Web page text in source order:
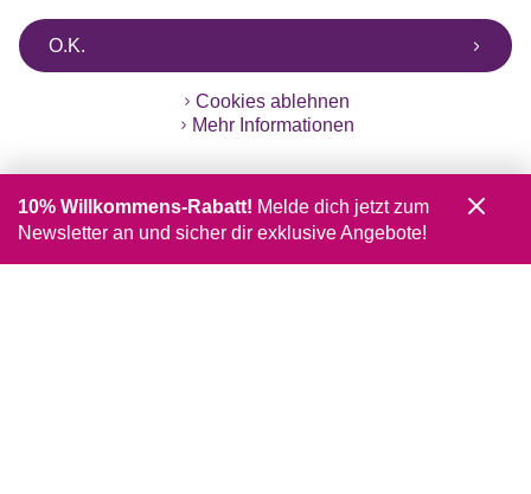
O.K.
Cookies ablehnen
Mehr Informationen
10% Willkommens-Rabatt! Melde dich jetzt zum
Newsletter an und sicher dir exklusive Angebote!